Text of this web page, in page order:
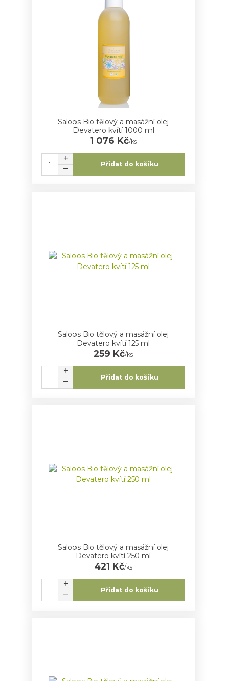
Saloos Bio tělový a masážní olej
Devatero kvítí 1000 ml
1 076 Kč/ks
Přidat do košíku
Saloos Bio tělový a masážní olej
Devatero kvítí 125 ml
259 Kč/ks
Přidat do košíku
Saloos Bio tělový a masážní olej
Devatero kvítí 250 ml
421 Kč/ks
Přidat do košíku